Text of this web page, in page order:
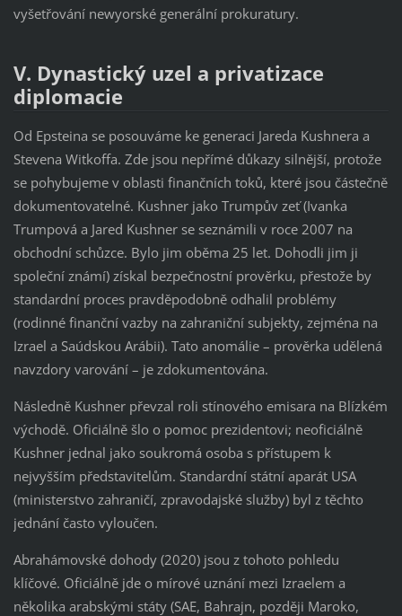
vyšetřování newyorské generální prokuratury.
V. Dynastický uzel a privatizace
diplomacie
Od Epsteina se posouváme ke generaci Jareda Kushnera a
Stevena Witkoffa. Zde jsou nepřímé důkazy silnější, protože
se pohybujeme v oblasti finančních toků, které jsou částečně
dokumentovatelné. Kushner jako Trumpův zeť (Ivanka
Trumpová a Jared Kushner se seznámili v roce 2007 na
obchodní schůzce. Bylo jim oběma 25 let. Dohodli jim ji
společní známí) získal bezpečnostní prověrku, přestože by
standardní proces pravděpodobně odhalil problémy
(rodinné finanční vazby na zahraniční subjekty, zejména na
Izrael a Saúdskou Arábii). Tato anomálie – prověrka udělená
navzdory varování – je zdokumentována.
Následně Kushner převzal roli stínového emisara na Blízkém
východě. Oficiálně šlo o pomoc prezidentovi; neoficiálně
Kushner jednal jako soukromá osoba s přístupem k
nejvyšším představitelům. Standardní státní aparát USA
(ministerstvo zahraničí, zpravodajské služby) byl z těchto
jednání často vyloučen.
Abrahámovské dohody (2020) jsou z tohoto pohledu
klíčové. Oficiálně jde o mírové uznání mezi Izraelem a
několika arabskými státy (SAE, Bahrajn, později Maroko,